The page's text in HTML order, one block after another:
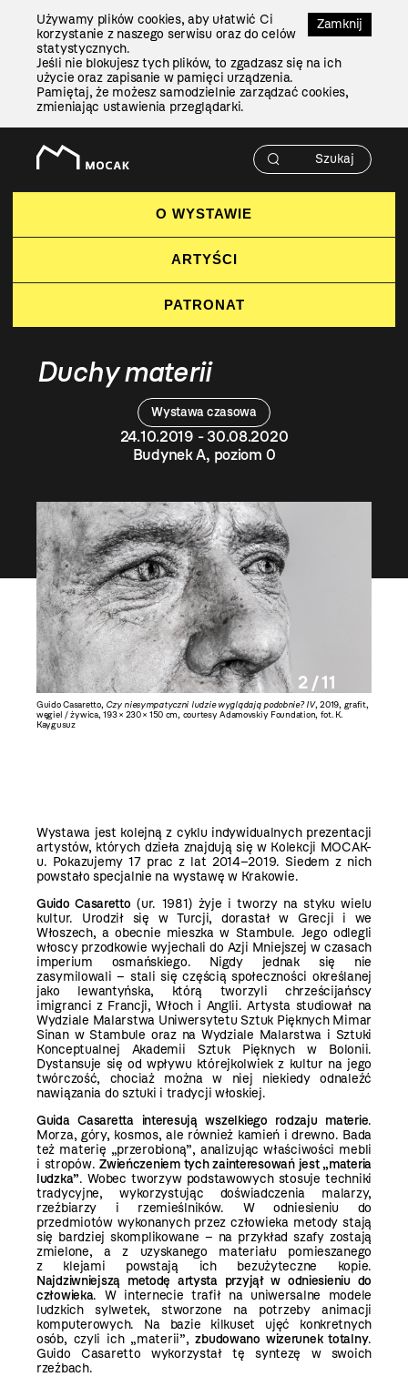
Zamknij
Używamy plików cookies, aby ułatwić Ci
korzystanie z naszego serwisu oraz do celów
statystycznych.
Jeśli nie blokujesz tych plików, to zgadzasz się na ich
użycie oraz zapisanie w pamięci urządzenia.
Pamiętaj, że możesz samodzielnie zarządzać cookies,
zmieniając ustawienia przeglądarki.
O WYSTAWIE
ARTYŚCI
PATRONAT
Wystawa czasowa
24.10.2019 - 30.08.2020
Budynek A, poziom 0
Duchy materii
Guido Casaretto, Czy niesympatyczni ludzie wyglądają podobnie? IV, 2019, grafit,
węgiel / żywica, 193 × 230 × 150 cm, courtesy Adamovskiy Foundation, fot. K.
Kaygusuz
2 / 11
Wystawa jest kolejną z cyklu indywidualnych prezentacji
artystów, których dzieła znajdują się w Kolekcji MOCAK-
u. Pokazujemy 17 prac z lat 2014–2019. Siedem z nich
powstało specjalnie na wystawę w Krakowie.
Guido Casaretto (ur. 1981) żyje i tworzy na styku wielu
kultur. Urodził się w Turcji, dorastał w Grecji i we
Włoszech, a obecnie mieszka w Stambule. Jego odlegli
włoscy przodkowie wyjechali do Azji Mniejszej w czasach
imperium osmańskiego. Nigdy jednak się nie
zasymilowali – stali się częścią społeczności określanej
jako lewantyńska, którą tworzyli chrześcijańscy
imigranci z Francji, Włoch i Anglii. Artysta studiował na
Wydziale Malarstwa Uniwersytetu Sztuk Pięknych Mimar
Sinan w Stambule oraz na Wydziale Malarstwa i Sztuki
Konceptualnej Akademii Sztuk Pięknych w Bolonii.
Dystansuje się od wpływu którejkolwiek z kultur na jego
twórczość, chociaż można w niej niekiedy odnaleźć
nawiązania do sztuki i tradycji włoskiej.
Guida Casaretta interesują wszelkiego rodzaju materie.
Morza, góry, kosmos, ale również kamień i drewno. Bada
też materię „przerobioną”, analizując właściwości mebli
i stropów.Zwieńczeniem tych zainteresowań jest „materia
ludzka”. Wobec tworzyw podstawowych stosuje techniki
tradycyjne, wykorzystując doświadczenia malarzy,
rzeźbiarzy i rzemieślników. W odniesieniu do
przedmiotów wykonanych przez człowieka metody stają
się bardziej skomplikowane – na przykład szafy zostają
zmielone, a z uzyskanego materiału pomieszanego
z klejami powstają ich bezużyteczne kopie.
Najdziwniejszą metodę artysta przyjął w odniesieniu do
człowieka. W internecie trafił na uniwersalne modele
ludzkich sylwetek, stworzone na potrzeby animacji
komputerowych. Na bazie kilkuset ujęć konkretnych
osób, czyli ich „materii”,zbudowano wizerunek totalny.
Guido Casaretto wykorzystał tę syntezę w swoich
rzeźbach.